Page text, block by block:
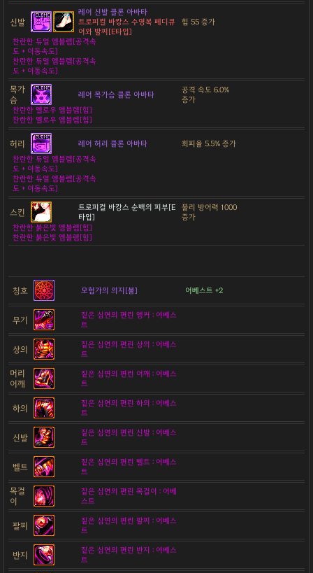
신발
레어 신발 클론 아바타
트로피컬 바캉스 수영복 페디큐
어와 발찌[E타입]
힘 55 증가
찬란한 듀얼 엠블렘[공격속
도 + 이동속도]
찬란한 듀얼 엠블렘[공격속
도 + 이동속도]
목가
슴
레어 목가슴 클론 아바타
공격 속도 6.0%
증가
찬란한 옐로우 엠블렘[힘]
찬란한 옐로우 엠블렘[힘]
허리 레어 허리 클론 아바타
회피율 5.5% 증가
찬란한 듀얼 엠블렘[공격속
도 + 이동속도]
찬란한 듀얼 엠블렘[공격속
도 + 이동속도]
스킨
트로피컬 바캉스 순백의 피부[E
타입]
물리 방어력 1000
증가
찬란한 붉은빛 엠블렘[힘]
찬란한 붉은빛 엠블렘[힘]
칭호 모험가의 의지[불] 어베스트 +2
무기
짙은 심연의 편린 앵커 : 어베스
트
상의
짙은 심연의 편린 상의 : 어베스
트
머리
어깨
짙은 심연의 편린 어깨 : 어베스
트
하의
짙은 심연의 편린 하의 : 어베스
트
신발
짙은 심연의 편린 신발 : 어베스
트
벨트
짙은 심연의 편린 벨트 : 어베스
트
목걸
이
짙은 심연의 편린 목걸이 : 어베
스트
팔찌
짙은 심연의 편린 팔찌 : 어베스
트
반지
짙은 심연의 편린 반지 : 어베스
트